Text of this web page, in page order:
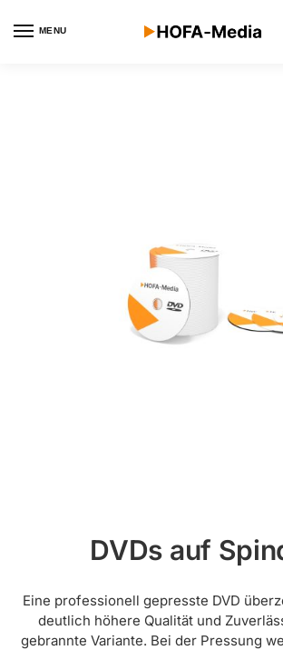
MENU
DVDs auf
Eine professionell gepresste DVD
deutlich höhere Qualität und
gebrannte Variante. Bei der Pressung